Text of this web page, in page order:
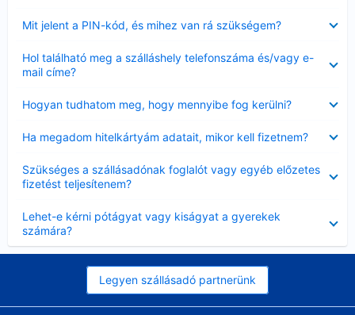
Mit jelent a PIN-kód, és mihez van rá szükségem?
Hol található meg a szálláshely telefonszáma és/vagy e-
mail címe?
Hogyan tudhatom meg, hogy mennyibe fog kerülni?
Ha megadom hitelkártyám adatait, mikor kell fizetnem?
Szükséges a szállásadónak foglalót vagy egyéb előzetes
fizetést teljesítenem?
Lehet-e kérni pótágyat vagy kiságyat a gyerekek
számára?
Legyen szállásadó partnerünk